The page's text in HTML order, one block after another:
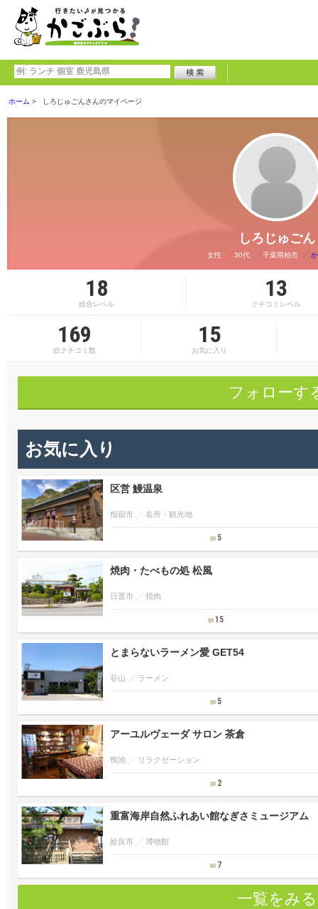
ホーム しろじゅごんさんのマイページ
しろじゅごん
女性 30代 千葉県柏市
18
総合レベル
13
クチコミレベル
169
総クチコミ数
15
お気に入り
フォローす
お気に入り
区営 鰻温泉
指宿市 名所・観光地
5
焼肉・たべもの処 松風
日置市 焼肉
15
とまらないラーメン愛 GET54
谷山 ラーメン
5
アーユルヴェーダ サロン 茶倉
鴨池 リラクゼーション
2
重富海岸自然ふれあい館なぎさミュージアム
姶良市 博物館
7
一覧をみる